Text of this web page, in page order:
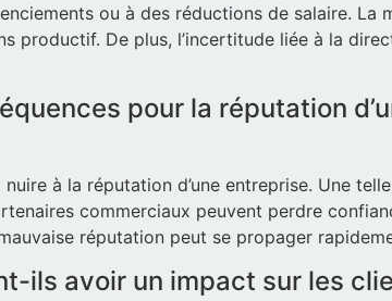
ou à des réductions de salaire.
productif. De plus, l’incertitude liée à la
pour la réputation
à la réputation d’une entreprise. Une
commerciaux peuvent perdre
réputation peut se propager
ils avoir un impact sur les